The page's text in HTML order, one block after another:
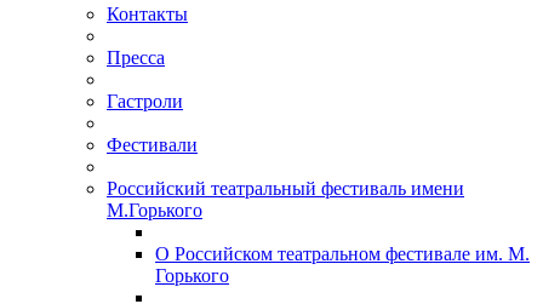
Контакты
Пресса
Гастроли
Фестивали
Российский театральный фестиваль имени
М.Горького
О Российском театральном фестивале им. М.
Горького